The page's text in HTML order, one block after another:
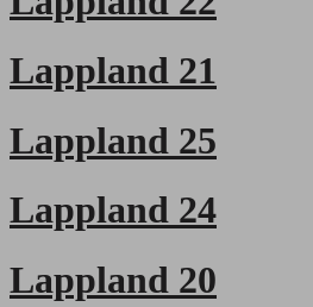
Lappland 21
Lappland 25
Lappland 24
Lappland 20